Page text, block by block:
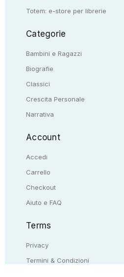
Totem: e-store per librerie
Categorie
Bambini e Ragazzi
Biografie
Classici
Crescita Personale
Narrativa
Account
Accedi
Carrello
Checkout
Aiuto e FAQ
Terms
Privacy
Termini & Condizioni